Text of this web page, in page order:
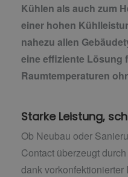
Kühlen als auch zum
einer hohen
nahezu allen
eine effiziente Lösung
Raumtemperaturen
Starke Leistung,
Ob Neubau oder
Contact überzeugt
dank